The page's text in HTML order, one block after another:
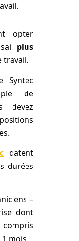
opter
plus
travail.
Syntec
de
devez
datent
durées
–
dont
compris
1 mois